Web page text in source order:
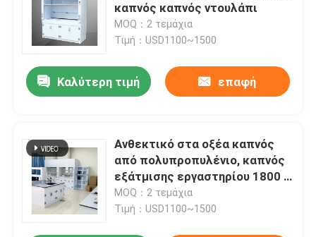
καπνός καπνός ντουλάπι
MOQ：2 τεμάχια
Τιμή：USD1100~1500
Καλύτερη τιμή επαφή
Ανθεκτικό στα οξέα καπνός
από πολυπροπυλένιο, καπνός
εξάτμισης εργαστηρίου 1800 *
800 * 2350mm
MOQ：2 τεμάχια
Τιμή：USD1100~1500